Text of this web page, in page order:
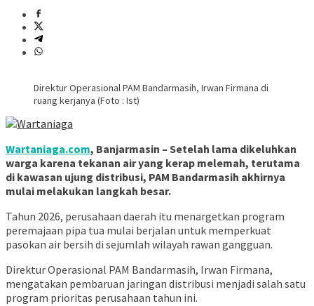
Direktur Operasional PAM Bandarmasih, Irwan Firmana di
ruang kerjanya (Foto : Ist)
Wartaniaga.com, Banjarmasin – Setelah lama dikeluhkan
warga karena tekanan air yang kerap melemah, terutama
di kawasan ujung distribusi, PAM Bandarmasih akhirnya
mulai melakukan langkah besar.
Tahun 2026, perusahaan daerah itu menargetkan program
peremajaan pipa tua mulai berjalan untuk memperkuat
pasokan air bersih di sejumlah wilayah rawan gangguan.
Direktur Operasional PAM Bandarmasih, Irwan Firmana,
mengatakan pembaruan jaringan distribusi menjadi salah satu
program prioritas perusahaan tahun ini.